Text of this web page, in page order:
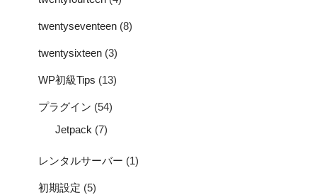
twentyseventeen (8)
twentysixteen (3)
WP初級Tips (13)
プラグイン (54)
Jetpack (7)
レンタルサーバー (1)
初期設定 (5)